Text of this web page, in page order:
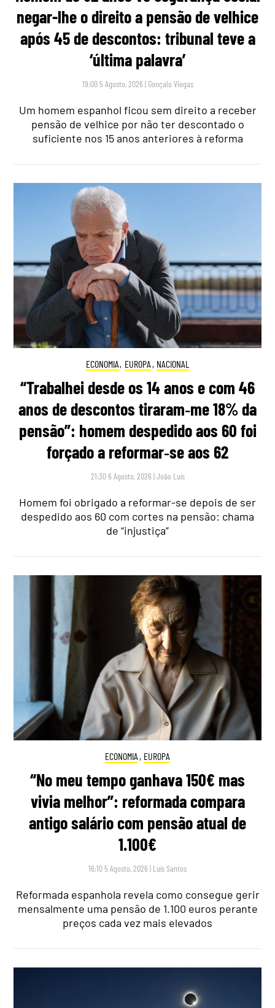
negar-lhe o direito a pensão de velhice
após 45 de descontos: tribunal teve a
‘última palavra’
19:00 5 Agosto, 2026 | Gonçalo Viegas
Um homem espanhol ficou sem direito a receber
pensão de velhice por não ter descontado o
suficiente nos 15 anos anteriores à reforma
ECONOMIA, EUROPA , NACIONAL
“Trabalhei desde os 14 anos e com 46
anos de descontos tiraram‑me 18% da
pensão”: homem despedido aos 60 foi
forçado a reformar‑se aos 62
21:30 6 Agosto, 2026 |João Luís
Homem foi obrigado a reformar-se depois de ser
despedido aos 60 com cortes na pensão: chama
de “injustiça”
ECONOMIA , EUROPA
“No meu tempo ganhava 150€ mas
vivia melhor”: reformada compara
antigo salário com pensão atual de
1.100€
16:10 5 Agosto, 2026 | Luís Santos
Reformada espanhola revela como consegue gerir
mensalmente uma pensão de 1.100 euros perante
preços cada vez mais elevados